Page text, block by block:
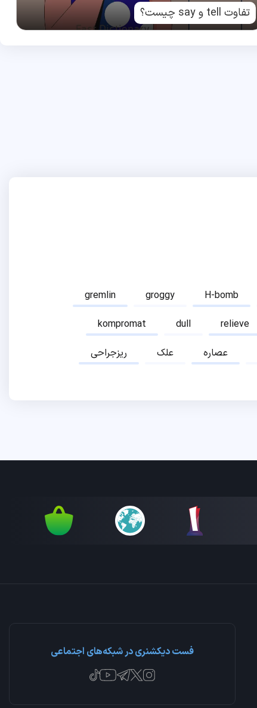
تفاوت tell و say چیست؟
gremlin groggy H-bomb
kompromat
dull relieve
ریزجراحی
علک عصاره
فست دیکشنری در شبکه‌های اجتماعی